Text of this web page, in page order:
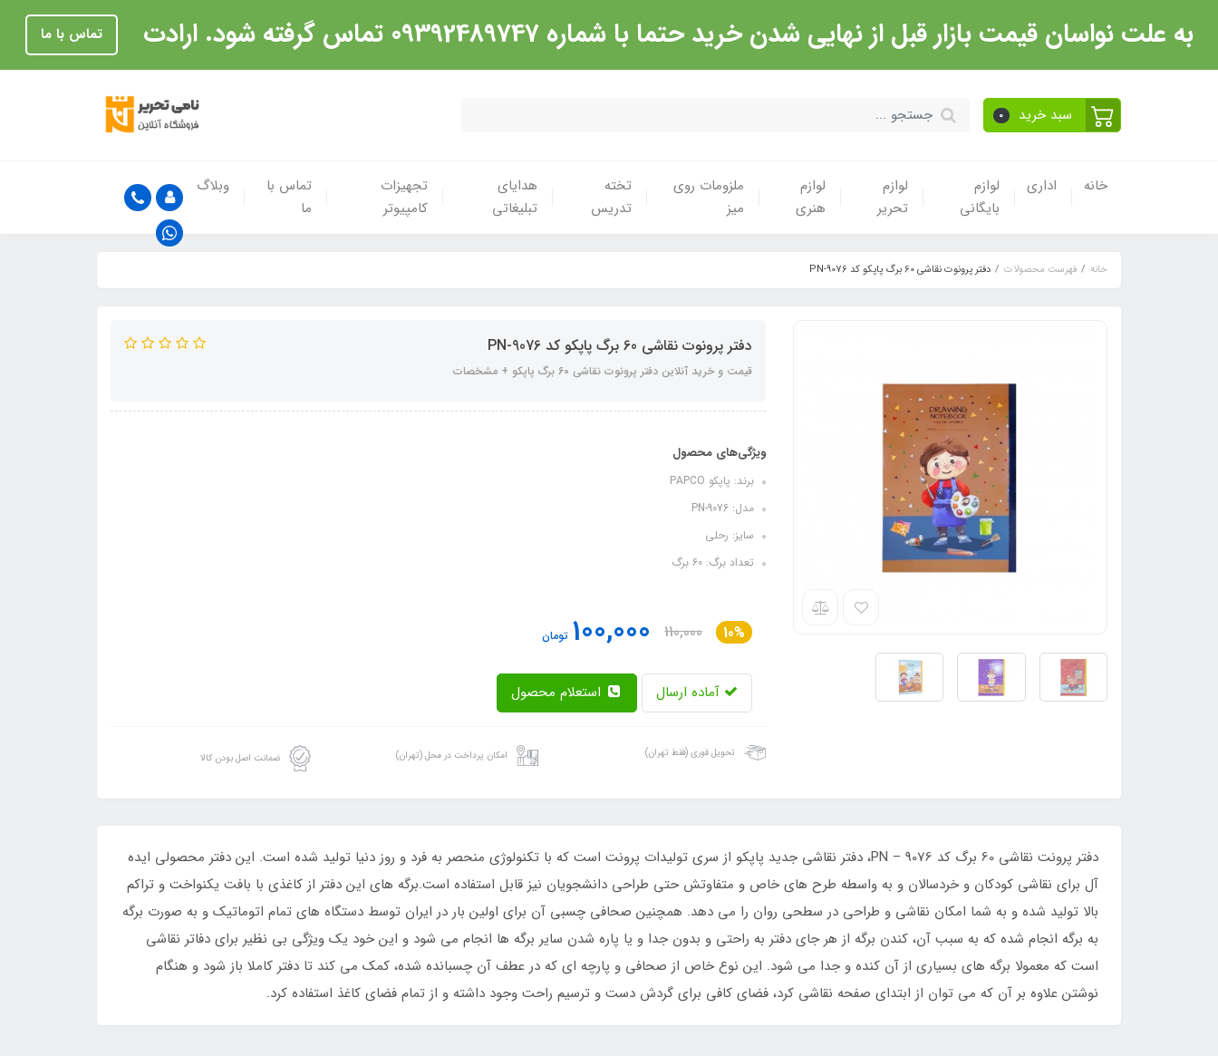
به علت نواسان قیمت بازار قبل از نهایی شدن خرید حتما با شماره 09392489747 تماس گرفته شود. ارادت تماس با ما
سبد خرید 0
خانه اداری
لوازم
بایگانی
لوازم
تحریر
لوازم
هنری
ملزومات روی
میز
تخته
تدریس
هدایای
تبلیغاتی
تجهیزات
کامپیوتر
تماس با
ما
وبلاگ
خانه فهرست محصولات دفتر پرونوت نقاشی 60 برگ پاپکو کد PN-9076
دفتر پرونوت نقاشی 60 برگ پاپکو کد PN-9076
قیمت و خرید آنلاین دفتر پرونوت نقاشی 60 برگ پاپکو + مشخصات
ویژگی‌های محصول
برند: پاپکو PAPCO
مدل: PN-9076
سایز: رحلی
تعداد برگ: 60 برگ
10%
110,000
100,000 تومان
آماده ارسال
تحویل فوری (فقط تهران) امکان پرداخت در محل (تهران) ضمانت اصل بودن کالا
دفتر پرونت نقاشی 60 برگ کد PN – 9076، دفتر نقاشی جدید پاپکو از سری تولیدات پرونت است که با تکنولوژی منحصر به فرد و روز دنیا تولید شده است. این دفتر محصولی ایده
آل برای نقاشی کودکان و خردسالان و به واسطه طرح های خاص و متفاوتش حتی طراحی دانشجویان نیز قابل استفاده است.برگه های این دفتر از کاغذی با بافت یکنواخت و تراکم
بالا تولید شده و به شما امکان نقاشی و طراحی در سطحی روان را می دهد. همچنین صحافی چسبی آن برای اولین بار در ایران توسط دستگاه های تمام اتوماتیک و به صورت برگه
به برگه انجام شده که به سبب آن، کندن برگه از هر جای دفتر به راحتی و بدون جدا و یا پاره شدن سایر برگه ها انجام می شود و این خود یک ویژگی بی نظیر برای دفاتر نقاشی
است که معمولا برگه های بسیاری از آن کنده و جدا می شود. این نوع خاص از صحافی و پارچه ای که در عطف آن چسبانده شده، کمک می کند تا دفتر کاملا باز شود و هنگام
نوشتن علاوه بر آن که می توان از ابتدای صفحه نقاشی کرد، فضای کافی برای گردش دست و ترسیم راحت وجود داشته و از تمام فضای کاغذ استفاده کرد.